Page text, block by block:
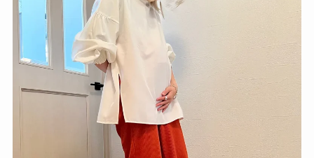
あとはおしゃれなマタニティウェアを持っている
とお出かけも楽しくなりますよ。
私がお気に入りなのは、パールズの
「オリジナル